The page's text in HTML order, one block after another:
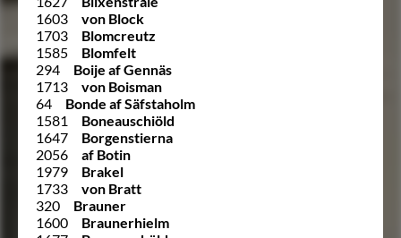
1603
von Block
1703
Blomcreutz
1585
Blomfelt
294
Boije af Gennäs
1713
von Boisman
64
Bonde af Säfstaholm
1581
Boneauschiöld
1647
Borgenstierna
2056
af Botin
1979
Brakel
1733
von Bratt
320
Brauner
1600
Braunerhielm